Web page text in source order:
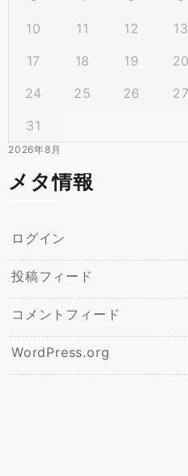
2026年8月
10
11 12 13
17
18 19 20
24
25 26 27
31
メタ情報
ログイン
投稿フィード
コメントフィード
WordPress.org